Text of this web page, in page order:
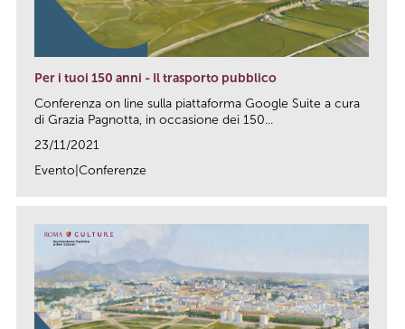
Per i tuoi 150 anni - Il trasporto pubblico
Conferenza on line sulla piattaforma Google Suite a cura
di Grazia Pagnotta, in occasione dei 150...
23/11/2021
Evento|Conferenze